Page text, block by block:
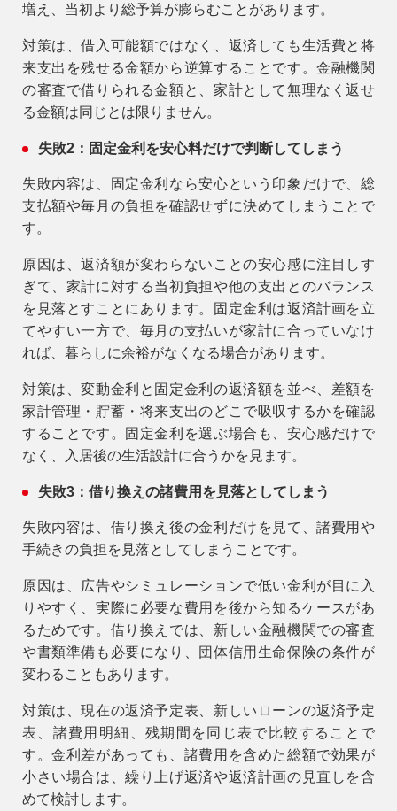
増え、当初より総予算が膨らむことがあります。
対策は、借入可能額ではなく、返済しても生活費と将
来支出を残せる金額から逆算することです。金融機関
の審査で借りられる金額と、家計として無理なく返せ
る金額は同じとは限りません。
失敗2：固定金利を安心料だけで判断してしまう
失敗内容は、固定金利なら安心という印象だけで、総
支払額や毎月の負担を確認せずに決めてしまうことで
す。
原因は、返済額が変わらないことの安心感に注目しす
ぎて、家計に対する当初負担や他の支出とのバランス
を見落とすことにあります。固定金利は返済計画を立
てやすい一方で、毎月の支払いが家計に合っていなけ
れば、暮らしに余裕がなくなる場合があります。
対策は、変動金利と固定金利の返済額を並べ、差額を
家計管理・貯蓄・将来支出のどこで吸収するかを確認
することです。固定金利を選ぶ場合も、安心感だけで
なく、入居後の生活設計に合うかを見ます。
失敗3：借り換えの諸費用を見落としてしまう
失敗内容は、借り換え後の金利だけを見て、諸費用や
手続きの負担を見落としてしまうことです。
原因は、広告やシミュレーションで低い金利が目に入
りやすく、実際に必要な費用を後から知るケースがあ
るためです。借り換えでは、新しい金融機関での審査
や書類準備も必要になり、団体信用生命保険の条件が
変わることもあります。
対策は、現在の返済予定表、新しいローンの返済予定
表、諸費用明細、残期間を同じ表で比較することで
す。金利差があっても、諸費用を含めた総額で効果が
小さい場合は、繰り上げ返済や返済計画の見直しを含
めて検討します。